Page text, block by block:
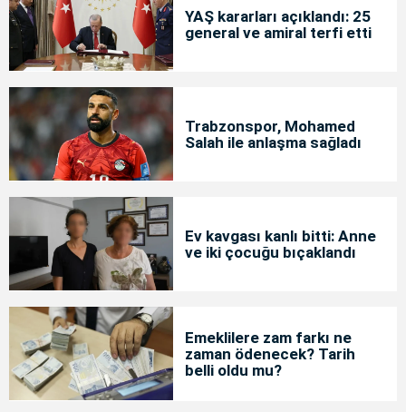
YAŞ kararları açıklandı: 25
general ve amiral terfi etti
Trabzonspor, Mohamed
Salah ile anlaşma sağladı
Ev kavgası kanlı bitti: Anne
ve iki çocuğu bıçaklandı
Emeklilere zam farkı ne
zaman ödenecek? Tarih
belli oldu mu?